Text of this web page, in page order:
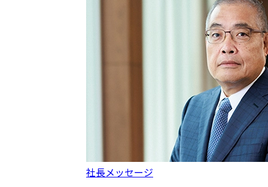
社長メッセージ